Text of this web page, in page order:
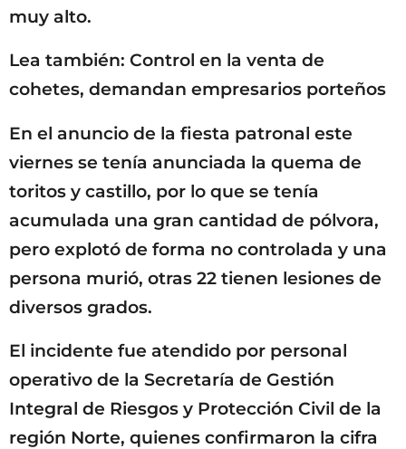
muy alto.
Lea también: Control en la venta de
cohetes, demandan empresarios porteños
En el anuncio de la fiesta patronal este
viernes se tenía anunciada la quema de
toritos y castillo, por lo que se tenía
acumulada una gran cantidad de pólvora,
pero explotó de forma no controlada y una
persona murió, otras 22 tienen lesiones de
diversos grados.
El incidente fue atendido por personal
operativo de la Secretaría de Gestión
Integral de Riesgos y Protección Civil de la
región Norte, quienes confirmaron la cifra